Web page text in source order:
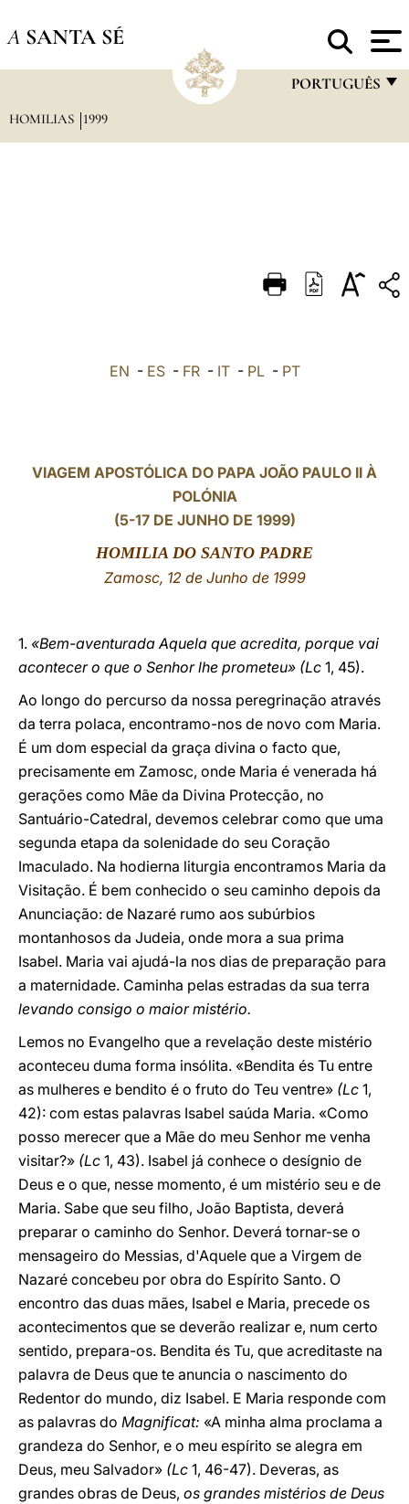
A SANTA SÉ
PORTUGUÊS
DEUTSCH
العربيّة
HOMILIAS 1999
EN - ES- FR- IT- PL- PT
VIAGEM APOSTÓLICA DO PAPA JOÃO PAULO II À
POLÓNIA
(5-17 DE JUNHO DE 1999)
HOMILIA DO SANTO PADRE
Zamosc, 12 de Junho de 1999
1. «Bem-aventurada Aquela que acredita, porque vai
acontecer o que o Senhor lhe prometeu» (Lc 1, 45).
Ao longo do percurso da nossa peregrinação através
da terra polaca, encontramo-nos de novo com Maria.
É um dom especial da graça divina o facto que,
precisamente em Zamosc, onde Maria é venerada há
gerações como Mãe da Divina Protecção, no
Santuário-Catedral, devemos celebrar como que uma
segunda etapa da solenidade do seu Coração
Imaculado. Na hodierna liturgia encontramos Maria da
Visitação. É bem conhecido o seu caminho depois da
Anunciação: de Nazaré rumo aos subúrbios
montanhosos da Judeia, onde mora a sua prima
Isabel. Maria vai ajudá-la nos dias de preparação para
a maternidade. Caminha pelas estradas da sua terra
levando consigo o maior mistério.
Lemos no Evangelho que a revelação deste mistério
aconteceu duma forma insólita. «Bendita és Tu entre
as mulheres e bendito é o fruto do Teu ventre» (Lc 1,
42): com estas palavras Isabel saúda Maria. «Como
posso merecer que a Mãe do meu Senhor me venha
visitar?» (Lc 1, 43). Isabel já conhece o desígnio de
Deus e o que, nesse momento, é um mistério seu e de
Maria. Sabe que seu filho, João Baptista, deverá
preparar o caminho do Senhor. Deverá tornar-se o
mensageiro do Messias, d'Aquele que a Virgem de
Nazaré concebeu por obra do Espírito Santo. O
encontro das duas mães, Isabel e Maria, precede os
acontecimentos que se deverão realizar e, num certo
sentido, prepara-os. Bendita és Tu, que acreditaste na
palavra de Deus que te anuncia o nascimento do
Redentor do mundo, diz Isabel. E Maria responde com
as palavras do Magnificat: «A minha alma proclama a
grandeza do Senhor, e o meu espírito se alegra em
Deus, meu Salvador» (Lc 1, 46-47). Deveras, as
grandes obras de Deus, os grandes mistérios de Deus